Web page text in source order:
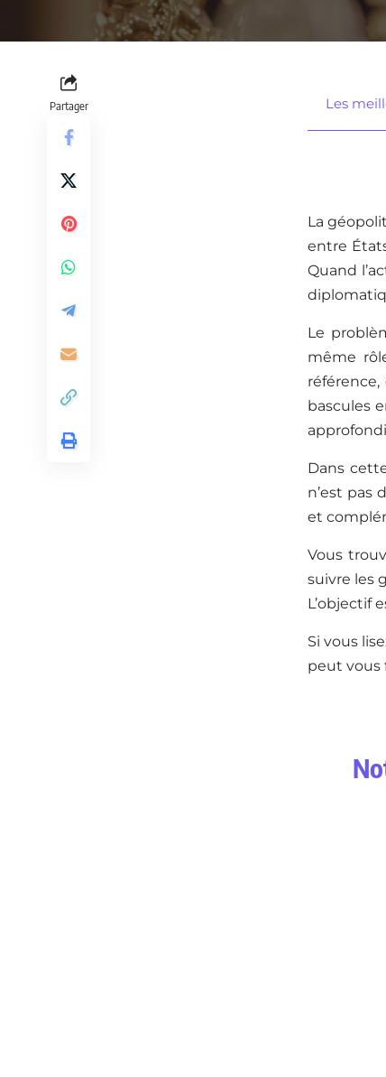
Partager Les
La
entre
Quand
Le
même
bascules
Dans
n’est pas
et
Vous
suivre les
L’objectif
Si vous
peut vous